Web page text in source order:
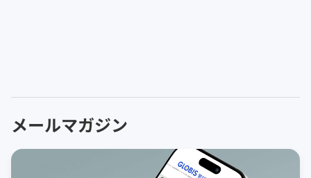
メールマガジン